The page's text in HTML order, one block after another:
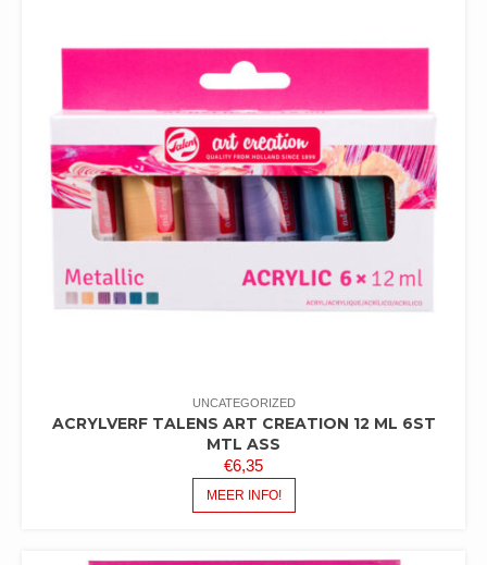
UNCATEGORIZED
ACRYLVERF TALENS ART CREATION 12 ML 6ST
MTL ASS
€6,35
MEER INFO!